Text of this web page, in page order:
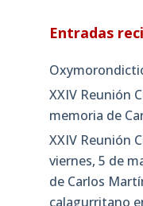
Entradas
XXIV Reunión
memoria de
XXIV Reunión
viernes, 5 de
de Carlos
calagurritano